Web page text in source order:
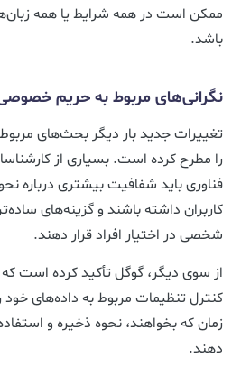
ممکن است در همه شرایط یا همه
باشد.
نگرانی‌های مربوط به حریم
تغییرات جدید بار دیگر بحث‌های
را مطرح کرده است. بسیاری از
فناوری باید شفافیت بیشتری درباره
کاربران داشته باشند و گزینه‌های
شخصی در اختیار افراد قرار دهند.
از سوی دیگر، گوگل تأکید کرده است که
کنترل تنظیمات مربوط به داده‌های خود
زمان که بخواهند، نحوه ذخیره و
دهند.